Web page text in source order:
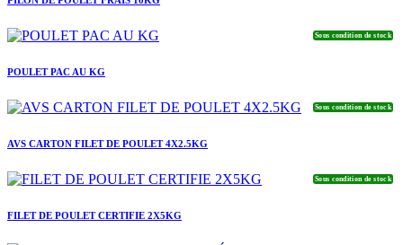
Sous condition de stock
POULET PAC AU KG
Sous condition de stock
AVS CARTON FILET DE POULET 4X2.5KG
Sous condition de stock
FILET DE POULET CERTIFIE 2X5KG